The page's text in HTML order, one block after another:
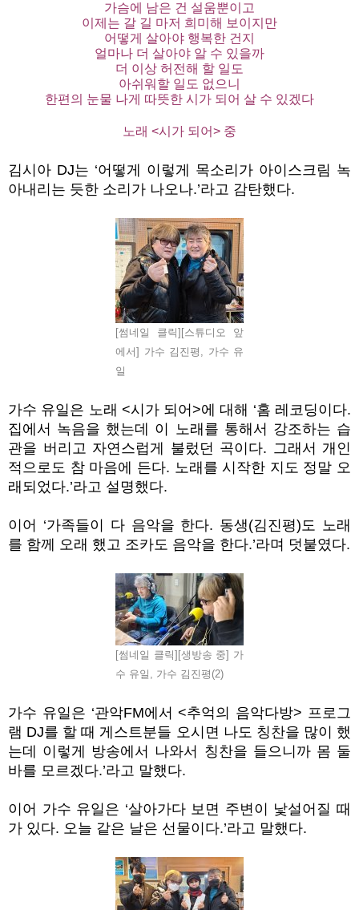
가슴에 남은 건 설움뿐이고
이제는 갈 길 마저 희미해 보이지만
어떻게 살아야 행복한 건지
얼마나 더 살아야 알 수 있을까
더 이상 허전해 할 일도
아쉬워할 일도 없으니
한편의 눈물 나게 따뜻한 시가 되어 살 수 있겠다
노래 <시가 되어> 중
김시아 DJ는 ‘어떻게 이렇게 목소리가 아이스크림 녹
아내리는 듯한 소리가 나오나.’라고 감탄했다.
[썸네일 클릭][스튜디오 앞
에서] 가수 김진평, 가수 유
일
가수 유일은 노래 <시가 되어>에 대해 ‘홈 레코딩이다.
집에서 녹음을 했는데 이 노래를 통해서 강조하는 습
관을 버리고 자연스럽게 불렀던 곡이다. 그래서 개인
적으로도 참 마음에 든다. 노래를 시작한 지도 정말 오
래되었다.’라고 설명했다.
이어 ‘가족들이 다 음악을 한다. 동생(김진평)도 노래
를 함께 오래 했고 조카도 음악을 한다.’라며 덧붙였다.
[썸네일 클릭][생방송 중] 가
수 유일, 가수 김진평(2)
가수 유일은 ‘관악FM에서<추억의 음악다방> 프로그
램 DJ를 할 때 게스트분들 오시면 나도 칭찬을 많이 했
는데 이렇게 방송에서 나와서 칭찬을 들으니까 몸 둘
바를 모르겠다.’라고 말했다.
이어 가수 유일은 ‘살아가다 보면 주변이 낯설어질 때
가 있다. 오늘 같은 날은 선물이다.’라고 말했다.